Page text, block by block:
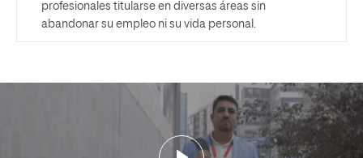
profesionales titularse en diversas áreas sin
abandonar su empleo ni su vida personal.